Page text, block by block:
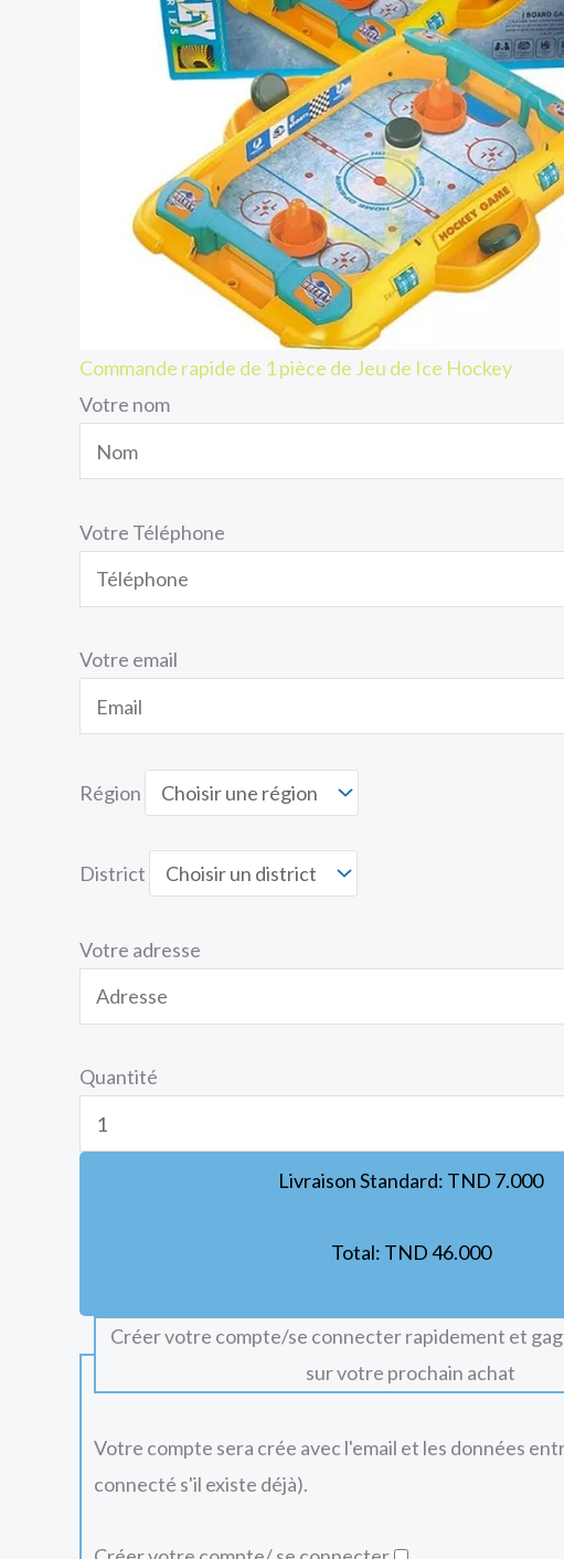
Commande rapide de 1 pièce de Jeu de Ice Hockey
Votre nom
Votre Téléphone
Votre email
Région
District
Votre adresse
Quantité
Livraison Standard: TND 7.000
Total: TND46.000
Créer votre compte/se connecter rapidement et
sur votre prochain achat
Votre compte sera crée avec l'email et les données
connecté s'il existe déjà).